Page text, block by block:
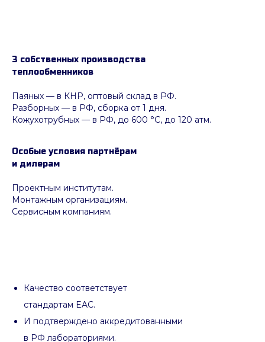
3 собственных производства
теплообменников
Паяных — в КНР, оптовый склад в РФ.
Разборных — в РФ, сборка от 1 дня.
Кожухотрубных — в РФ, до 600 °C, до 120 атм.
Особые условия партнёрам
и дилерам
Проектным институтам.
Монтажным организациям.
Сервисным компаниям.
Качество соответствует
стандартам EAC.
И подтверждено аккредитованными
в РФ лабораториями.